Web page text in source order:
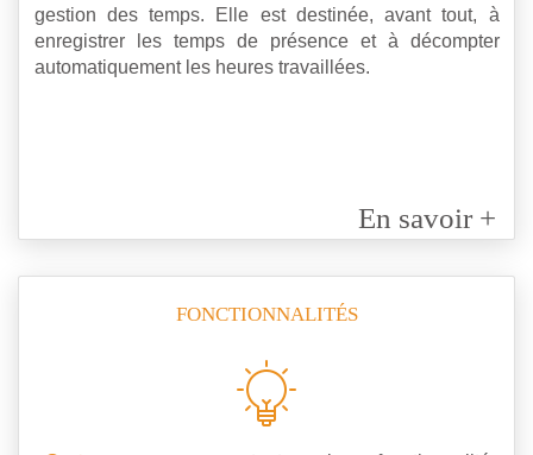
gestion des temps. Elle est destinée, avant tout, à
enregistrer les temps de présence et à décompter
automatiquement les heures travaillées.
En savoir +
FONCTIONNALITÉS